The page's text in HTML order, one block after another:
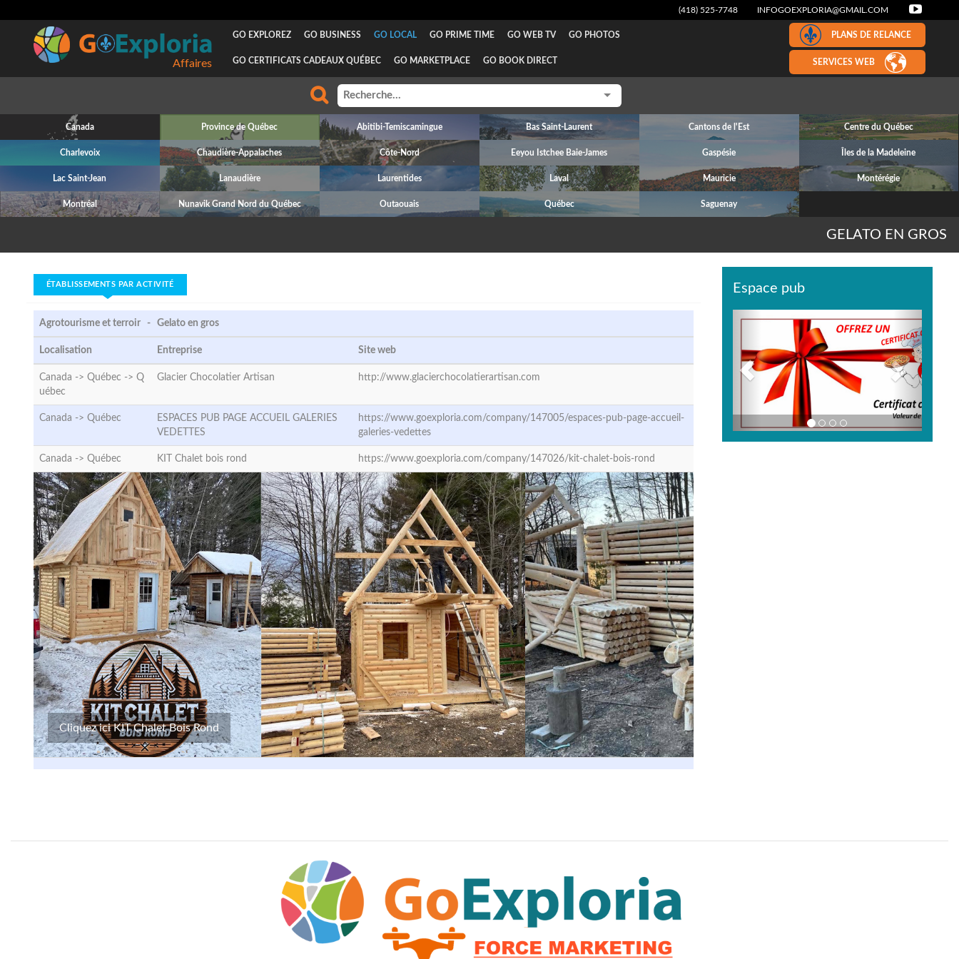
(418) 525-7748 INFOGOEXPLORIA@GMAIL.COM
Affaires
GO EXPLOREZ GO BUSINESS GO LOCAL GO PRIME TIME GO WEB TV GO PHOTOS
GO CERTIFICATS CADEAUX QUÉBEC GO MARKETPLACE GO BOOK DIRECT
PLANS DE RELANCE
SERVICES WEB
Canada Province de Québec Abitibi-Temiscamingue Bas Saint-Laurent Cantons de l'Est Centre du Québec
Charlevoix Chaudière-Appalaches Côte-Nord Eeyou Istchee Baie-James Gaspésie Îles de la Madeleine
Lac Saint-Jean Lanaudière Laurentides Laval Mauricie Montérégie
Montréal Nunavik Grand Nord du Québec Outaouais Québec Saguenay
GELATO EN GROS
ÉTABLISSEMENTS PAR ACTIVITÉ
Agrotourisme et terroir - Gelato en gros
Localisation Entreprise Site web
Canada -> Québec -> Q
uébec
Glacier Chocolatier Artisan http://www.glacierchocolatierartisan.com
Canada -> Québec
ESPACES PUB PAGE ACCUEIL GALERIES
VEDETTES
https://www.goexploria.com/company/147005/espaces-pub-page-accueil-
galeries-vedettes
Canada -> Québec KIT Chalet bois rond https://www.goexploria.com/company/147026/kit-chalet-bois-rond
Cliquez ici KIT Chalet Bois Rond
Espace pub
Previous
Next